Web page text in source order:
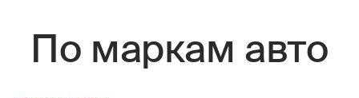
По маркам авто